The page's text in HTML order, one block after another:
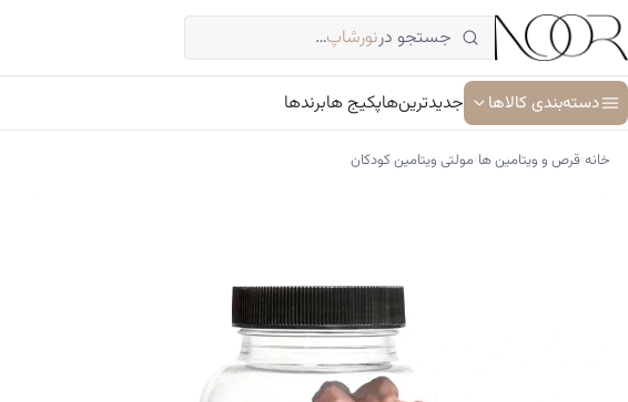
رفتن
به
محتوا
جستجو درنورشاپ…
دسته‌بندی کالاها جدیدترین‌هاپکیج هابرندها
خانه›قرص و ویتامین ها›مولتی ویتامین کودکان